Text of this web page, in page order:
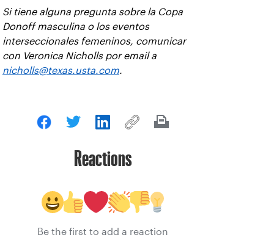
Si tiene alguna pregunta sobre la Copa
Donoff masculina o los eventos
interseccionales femeninos, comunicar
con Veronica Nicholls por email a
nicholls@texas.usta.com.
Reactions
Be the first to add a reaction